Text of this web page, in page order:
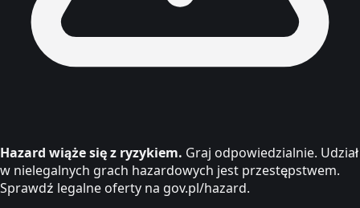
Hazard wiąże się z ryzykiem. Graj odpowiedzialnie. Udział
w nielegalnych grach hazardowych jest przestępstwem.
Sprawdź legalne oferty na gov.pl/hazard.